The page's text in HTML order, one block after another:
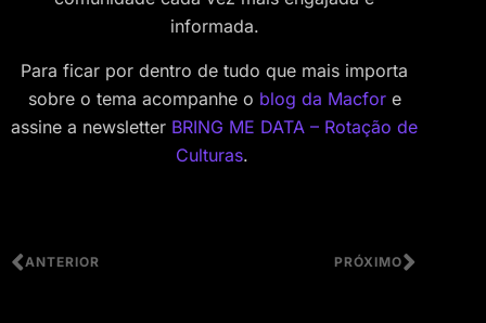
informada.
Para ficar por dentro de tudo que mais importa
sobre o tema acompanhe o blog da Macfore
assine a newsletter BRING ME DATA – Rotação de
Culturas.
ANTERIOR PRÓXIMO